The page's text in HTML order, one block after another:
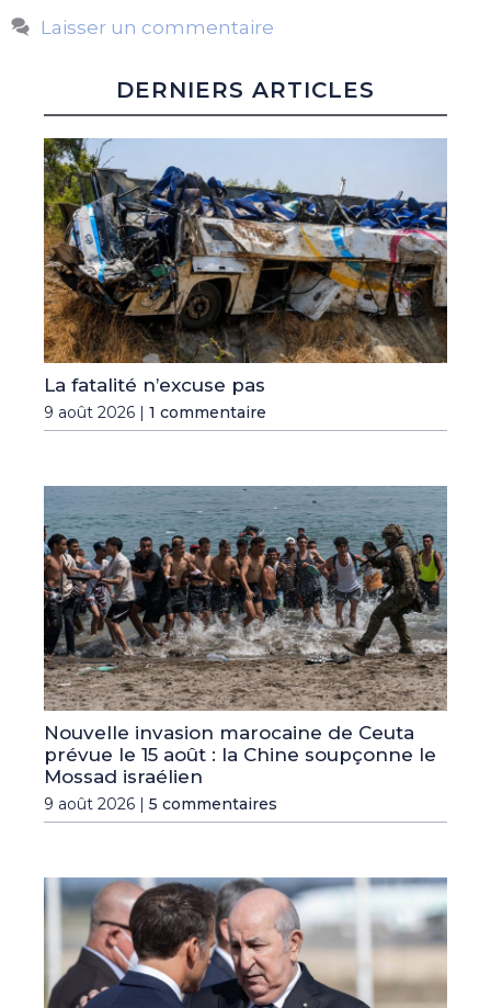
Laisser un commentaire
DERNIERS ARTICLES
La fatalité n’excuse pas
9 août 2026 | 1 commentaire
Nouvelle invasion marocaine de Ceuta
prévue le 15 août : la Chine soupçonne le
Mossad israélien
9 août 2026 | 5 commentaires